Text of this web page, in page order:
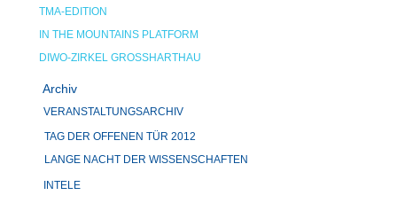
TMA-EDITION
IN THE MOUNTAINS PLATFORM
DIWO-ZIRKEL GROSSHARTHAU
Archiv
VERANSTALTUNGSARCHIV
TAG DER OFFENEN TÜR 2012
LANGE NACHT DER WISSENSCHAFTEN
INTELE